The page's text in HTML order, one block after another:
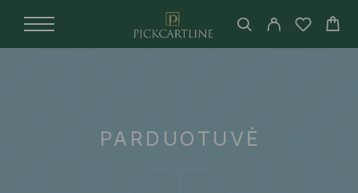
PARDUOTUVĖ